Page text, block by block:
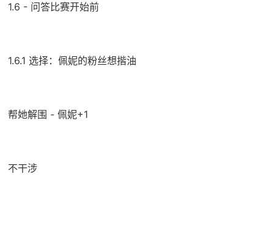
1.6 - 问答比赛开始前
1.6.1 选择：佩妮的粉丝想揩油
帮她解围 - 佩妮+1
不干涉